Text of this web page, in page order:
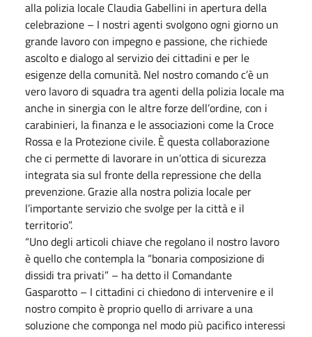
alla polizia locale Claudia Gabellini in apertura della
celebrazione – I nostri agenti svolgono ogni giorno un
grande lavoro con impegno e passione, che richiede
ascolto e dialogo al servizio dei cittadini e per le
esigenze della comunità. Nel nostro comando c’è un
vero lavoro di squadra tra agenti della polizia locale ma
anche in sinergia con le altre forze dell’ordine, con i
carabinieri, la finanza e le associazioni come la Croce
Rossa e la Protezione civile. È questa collaborazione
che ci permette di lavorare in un’ottica di sicurezza
integrata sia sul fronte della repressione che della
prevenzione. Grazie alla nostra polizia locale per
l’importante servizio che svolge per la città e il
territorio”.
“Uno degli articoli chiave che regolano il nostro lavoro
è quello che contempla la “bonaria composizione di
dissidi tra privati” – ha detto il Comandante
Gasparotto – I cittadini ci chiedono di intervenire e il
nostro compito è proprio quello di arrivare a una
soluzione che componga nel modo più pacifico interessi